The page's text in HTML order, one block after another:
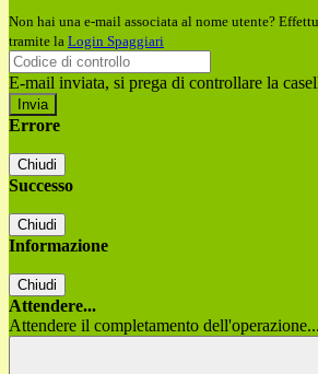
Non hai una e-mail associata al nome utente?
tramite la Login Spaggiari
E-mail inviata, si prega di controllare la
Errore
Chiudi
Successo
Chiudi
Informazione
Chiudi
Attendere...
Attendere il completamento dell'operazione...